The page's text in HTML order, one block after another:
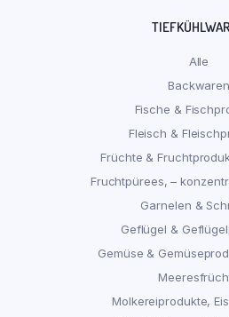
Alle
Backwaren
Fische &
Fleisch &
Früchte &
Fruchtpürees, –
Garnelen &
Geflügel &
Gemüse &
Molkereiprodukte,